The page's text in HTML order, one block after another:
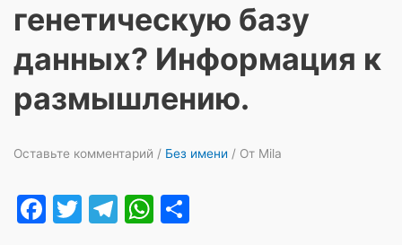
генетическую базу
данных? Информация к
размышлению.
Оставьте комментарий / Без имени / От Mila
F
T
T
W